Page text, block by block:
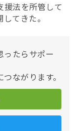
援法を所管して
てきた。
ったらサポー
ながります。